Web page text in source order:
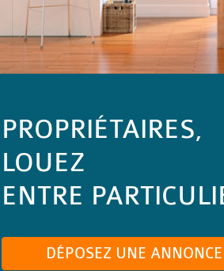
PROPRIÉTAIRES,
LOUEZ
ENTRE
DÉPOSEZ UNE ANNONCE